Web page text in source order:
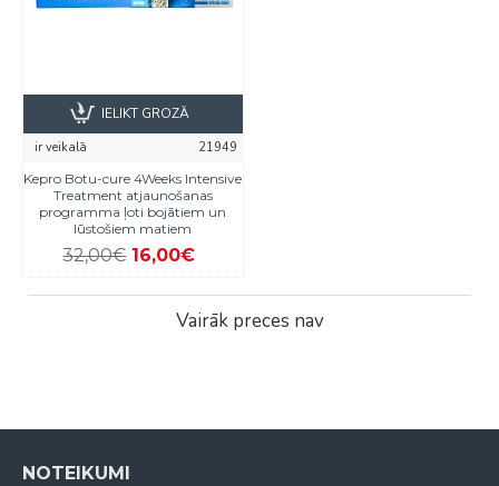
ir veikalā
21949
Kepro Botu-cure 4Weeks Intensive
Treatment atjaunošanas
programma ļoti bojātiem un
lūstošiem matiem
32,00€ 16,00€
IELIKT GROZĀ
Vairāk preces nav
NOTEIKUMI